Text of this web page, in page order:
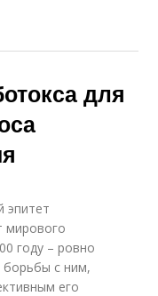
для
эпитет
мирового
году – ровно
борьбы с ним,
его